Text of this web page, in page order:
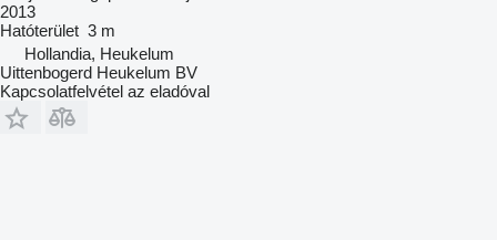
2013
Hatóterület 3 m
Hollandia, Heukelum
Uittenbogerd Heukelum BV
Kapcsolatfelvétel az eladóval